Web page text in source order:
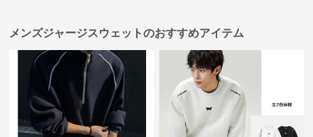
メンズジャージスウェットのおすすめアイテム